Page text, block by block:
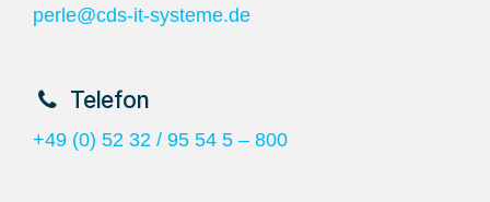
perle@cds-it-systeme.de
​Telefon
+49 (0) 52 32 / 95 54 5 – 800